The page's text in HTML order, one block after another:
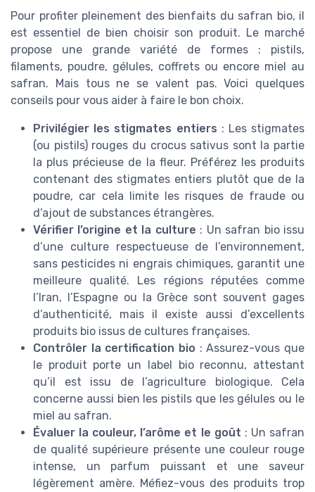
Pour profiter pleinement des bienfaits du safran bio, il
est essentiel de bien choisir son produit. Le marché
propose une grande variété de formes : pistils,
filaments, poudre, gélules, coffrets ou encore miel au
safran. Mais tous ne se valent pas. Voici quelques
conseils pour vous aider à faire le bon choix.
Privilégier les stigmates entiers : Les stigmates
(ou pistils) rouges du crocus sativus sont la partie
la plus précieuse de la fleur. Préférez les produits
contenant des stigmates entiers plutôt que de la
poudre, car cela limite les risques de fraude ou
d’ajout de substances étrangères.
Vérifier l’origine et la culture : Un safran bio issu
d’une culture respectueuse de l’environnement,
sans pesticides ni engrais chimiques, garantit une
meilleure qualité. Les régions réputées comme
l’Iran, l’Espagne ou la Grèce sont souvent gages
d’authenticité, mais il existe aussi d’excellents
produits bio issus de cultures françaises.
Contrôler la certification bio : Assurez-vous que
le produit porte un label bio reconnu, attestant
qu’il est issu de l’agriculture biologique. Cela
concerne aussi bien les pistils que les gélules ou le
miel au safran.
Évaluer la couleur, l’arôme et le goût : Un safran
de qualité supérieure présente une couleur rouge
intense, un parfum puissant et une saveur
légèrement amère. Méfiez-vous des produits trop